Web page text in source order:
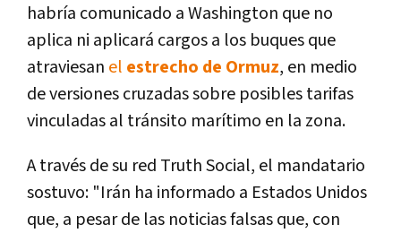
habría comunicado a Washington que no
aplica ni aplicará cargos a los buques que
atraviesan el estrecho de Ormuz, en medio
de versiones cruzadas sobre posibles tarifas
vinculadas al tránsito marítimo en la zona.
A través de su red Truth Social, el mandatario
sostuvo: "Irán ha informado a Estados Unidos
que, a pesar de las noticias falsas que, con